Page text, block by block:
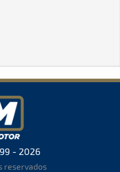
- 2026
reservados